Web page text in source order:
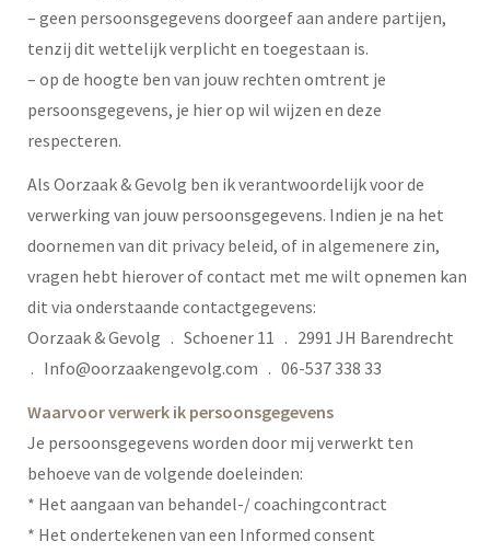
– geen persoonsgegevens doorgeef aan andere partijen,
tenzij dit wettelijk verplicht en toegestaan is.
– op de hoogte ben van jouw rechten omtrent je
persoonsgegevens, je hier op wil wijzen en deze
respecteren.
Als Oorzaak & Gevolg ben ik verantwoordelijk voor de
verwerking van jouw persoonsgegevens. Indien je na het
doornemen van dit privacy beleid, of in algemenere zin,
vragen hebt hierover of contact met me wilt opnemen kan
dit via onderstaande contactgegevens:
Oorzaak & Gevolg . Schoener 11 . 2991 JH Barendrecht
. Info@oorzaakengevolg.com . 06-537 338 33
Waarvoor verwerk ik persoonsgegevens
Je persoonsgegevens worden door mij verwerkt ten
behoeve van de volgende doeleinden:
* Het aangaan van behandel-/ coachingcontract
* Het ondertekenen van een Informed consent